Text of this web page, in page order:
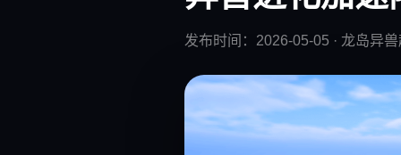
发布时间：2026-05-05 · 龙岛异